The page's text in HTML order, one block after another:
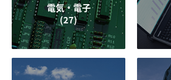
電気・電子
(27)